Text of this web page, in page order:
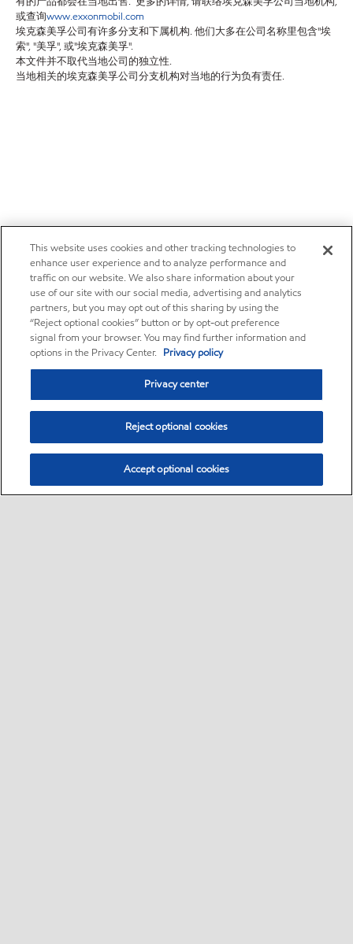
或查询www.exxonmobil.com
埃克森美孚公司有许多分支和下属机构. 他们大多在公司名称里包含"埃
索", "美孚", 或"埃克森美孚".
本文件并不取代当地公司的独立性.
当地相关的埃克森美孚公司分支机构对当地的行为负有责任.
This website uses cookies and other tracking technologies to
enhance user experience and to analyze performance and
traffic on our website. We also share information about your
use of our site with our social media, advertising and analytics
partners, but you may opt out of this sharing by using the
“Reject optional cookies” button or by opt-out preference
signal from your browser. You may find further information and
options in the Privacy Center. Privacy policy
Privacy center
Reject optional cookies
Accept optional cookies